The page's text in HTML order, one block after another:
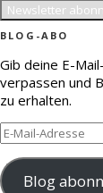
BLOG-ABO
Gib deine E-
verpassen und
zu erhalten.
E-
Mail-
Adresse
Blog